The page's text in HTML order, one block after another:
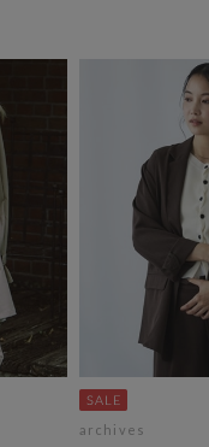
archives